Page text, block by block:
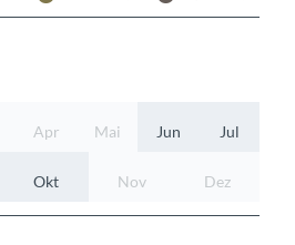
Apr Mai Jun Jul
Okt Nov Dez